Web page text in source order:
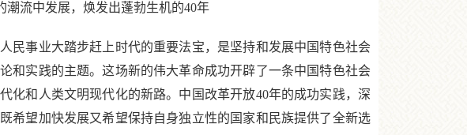
流中发展，焕发出蓬勃生机的40年
事业大踏步赶上时代的重要法宝，是坚持和发展中国特色社会
和实践的主题。这场新的伟大革命成功开辟了一条中国特色社会
化和人类文明现代化的新路。中国改革开放40年的成功实践，深
希望加快发展又希望保持自身独立性的国家和民族提供了全新选